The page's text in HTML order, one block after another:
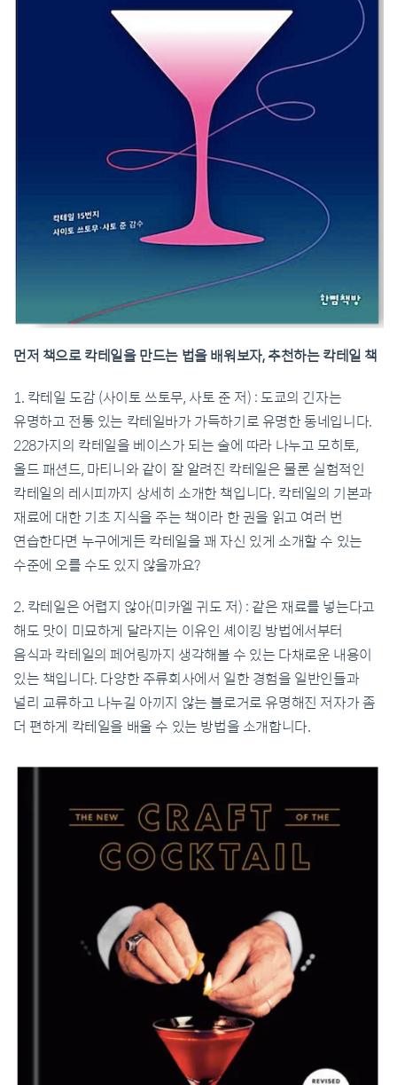
먼저 책으로 칵테일을 만드는 법을 배워보자, 추천하는 칵테일 책
1. 칵테일 도감 (사이토 쓰토무, 사토 준 저) : 도쿄의 긴자는
유명하고 전통 있는 칵테일바가 가득하기로 유명한 동네입니다.
228가지의 칵테일을 베이스가 되는 술에 따라 나누고 모히토,
올드 패션드, 마티니와 같이 잘 알려진 칵테일은 물론 실험적인
칵테일의 레시피까지 상세히 소개한 책입니다. 칵테일의 기본과
재료에 대한 기초 지식을 주는 책이라 한 권을 읽고 여러 번
연습한다면 누구에게든 칵테일을 꽤 자신 있게 소개할 수 있는
수준에 오를 수도 있지 않을까요?
2. 칵테일은 어렵지 않아(미카엘 귀도 저) : 같은 재료를 넣는다고
해도 맛이 미묘하게 달라지는 이유인 셰이킹 방법에서부터
음식과 칵테일의 페어링까지 생각해볼 수 있는 다채로운 내용이
있는 책입니다. 다양한 주류회사에서 일한 경험을 일반인들과
널리 교류하고 나누길 아끼지 않는 블로거로 유명해진 저자가 좀
더 편하게 칵테일을 배울 수 있는 방법을 소개합니다.